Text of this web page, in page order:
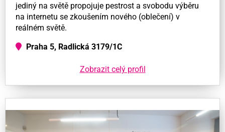
jediný na světě propojuje pestrost a svobodu výběru
na internetu se zkoušením nového (oblečení) v
reálném světě.
Praha 5, Radlická 3179/1C
Zobrazit celý profil